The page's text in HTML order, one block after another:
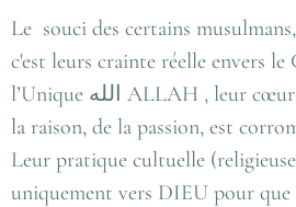
Le souci des certains
c'est leurs crainte réelle envers
l’Unique الله ALLAH , leur cœur , le cœur de l'âme, de
la raison, de la passion, est
Leur pratique cultuelle
uniquement vers DIEU pour